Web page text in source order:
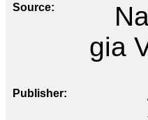
Source
gia
Publisher